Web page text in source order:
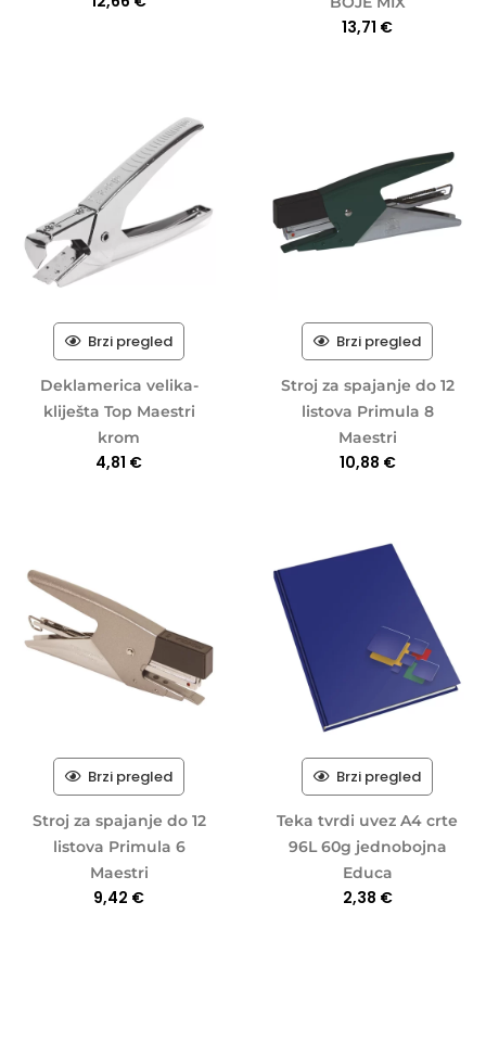
13,71 €
Brzi pregled
Deklamerica velika-
kliješta Top Maestri
krom
4,81 €
Brzi pregled
Stroj za spajanje do 12
listova Primula 8
Maestri
10,88 €
Brzi pregled
Stroj za spajanje do 12
listova Primula 6
Maestri
9,42 €
Brzi pregled
Teka tvrdi uvez A4 crte
96L 60g jednobojna
Educa
2,38 €